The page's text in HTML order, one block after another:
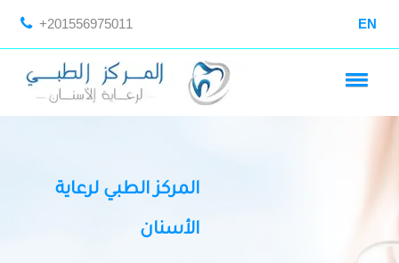
+201556975011 EN
المركز الطبي لرعاية
الأسنان